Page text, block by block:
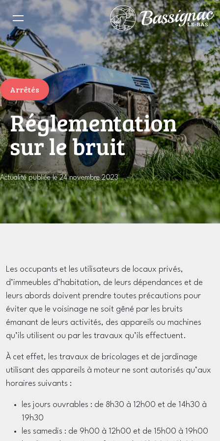
Arrêtés
Réglementation
sur le bruit
Actualité publiée le 24 novembre 2023
Les occupants et les utilisateurs de locaux privés,
d’immeubles d’habitation, de leurs dépendances et de
leurs abords doivent prendre toutes précautions pour
éviter que le voisinage ne soit gêné par les bruits
émanant de leurs activités, des appareils ou machines
qu’ils utilisent ou par les travaux qu’ils effectuent.
À cet effet, les travaux de bricolages et de jardinage
utilisant des appareils à moteur ne sont autorisés qu’aux
horaires suivants :
les jours ouvrables : de 8h30 à 12h00 et de 14h30 à
19h30
les samedis : de 9h00 à 12h00 et de 15h00 à 19h00